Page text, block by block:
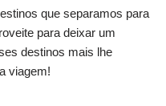
que separamos para
para deixar um
destinos mais lhe
viagem!